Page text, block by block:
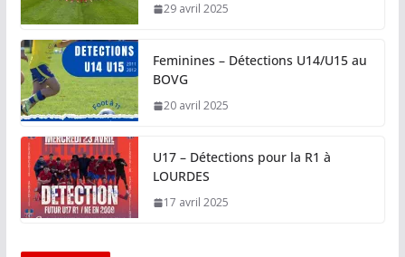
29 avril 2025
Feminines – Détections U14/U15 au
BOVG
20 avril 2025
U17 – Détections pour la R1 à
LOURDES
17 avril 2025